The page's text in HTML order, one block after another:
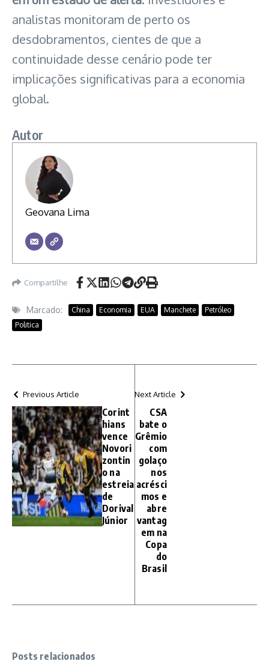
analistas monitoram de perto os
desdobramentos, cientes de que a
continuidade desse cenário pode ter
implicações significativas para a economia
global.
Autor
Geovana Lima
Compartilhe
Marcado: China Economia EUA Manchete
Petróleo
Politica
Previous Article
Corint
hians
vence
Novori
zontin
o na
estreia
de
Dorival
Júnior
Next Article
CSA
bate o
Grêmio
com
golaço
nos
acrésci
mos e
abre
vantag
em na
Copa
do
Brasil
Posts relacionados